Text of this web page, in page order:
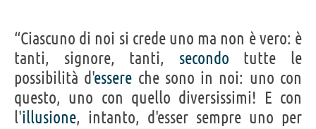
“Ciascuno di noi si crede uno ma non è vero: è
tanti, signore, tanti, secondo tutte le
possibilità d'essere che sono in noi: uno con
questo, uno con quello diversissimi! E con
l'illusione, intanto, d'esser sempre uno per